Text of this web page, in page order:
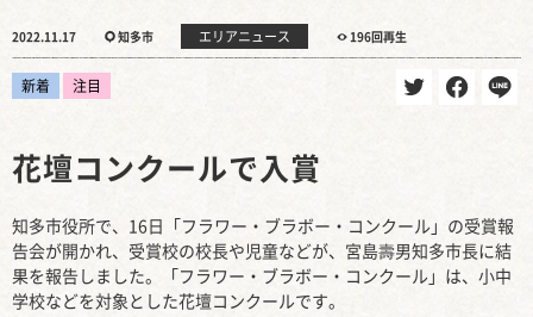
2022.11.17 知多市 エリアニュース 196回再生
新着 注目
花壇コンクールで入賞
知多市役所で、16日「フラワー・ブラボー・コンクール」の受賞報
告会が開かれ、受賞校の校長や児童などが、宮島壽男知多市長に結
果を報告しました。「フラワー・ブラボー・コンクール」は、小中
学校などを対象とした花壇コンクールです。